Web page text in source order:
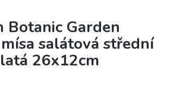
Botanic Garden
salátová střední
26x12cm